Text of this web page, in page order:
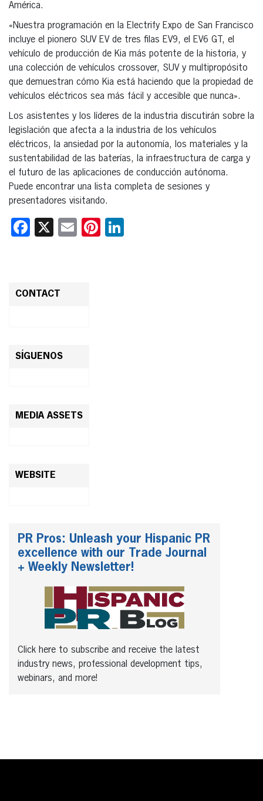
América.
«Nuestra programación en la Electrify Expo de San Francisco
incluye el pionero SUV EV de tres filas EV9, el EV6 GT, el
vehículo de producción de Kia más potente de la historia, y
una colección de vehículos crossover, SUV y multipropósito
que demuestran cómo Kia está haciendo que la propiedad de
vehículos eléctricos sea más fácil y accesible que nunca».
Los asistentes y los líderes de la industria discutirán sobre la
legislación que afecta a la industria de los vehículos
eléctricos, la ansiedad por la autonomía, los materiales y la
sustentabilidad de las baterías, la infraestructura de carga y
el futuro de las aplicaciones de conducción autónoma.
Puede encontrar una lista completa de sesiones y
presentadores visitando.
Facebook
X EmailPinterest
CONTACT
SÍGUENOS
MEDIA ASSETS
WEBSITE
PR Pros: Unleash your Hispanic PR
excellence with our Trade Journal
+ Weekly Newsletter!
Click here to subscribe and receive the latest
industry news, professional development tips,
webinars, and more!